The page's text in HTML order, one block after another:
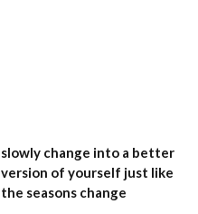
slowly change into a better
version of yourself just like
the seasons change